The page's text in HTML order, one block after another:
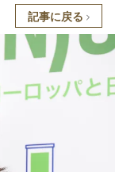
記事に戻る